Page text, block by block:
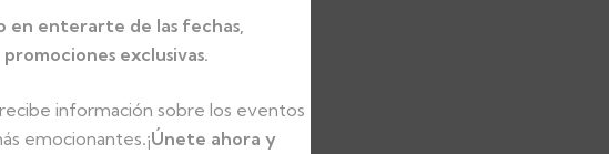
en enterarte de las fechas,
exclusivas.
información sobre los eventos
emocionantes.¡Únete ahora y